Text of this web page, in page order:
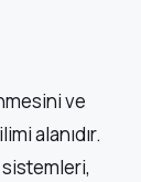
ve
alanıdır.
sistemleri,